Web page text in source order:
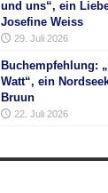
und uns“, ein
Josefine Weiss
29. Juli 2026
Buchempfehlung:
Watt“, ein
Bruun
22. Juli 2026